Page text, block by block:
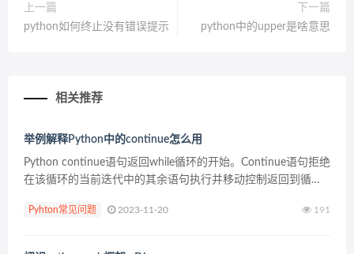
上一篇
python如何终止没有错误提示
下一篇
python中的upper是啥意思
相关推荐
举例解释Python中的continue怎么用
Python continue语句返回while循环的开始。Continue语句拒绝
在该循环的当前迭代中的其余语句执行并移动控制返回到循环
Py...
Pyhton常见问题 2023-11-20 191